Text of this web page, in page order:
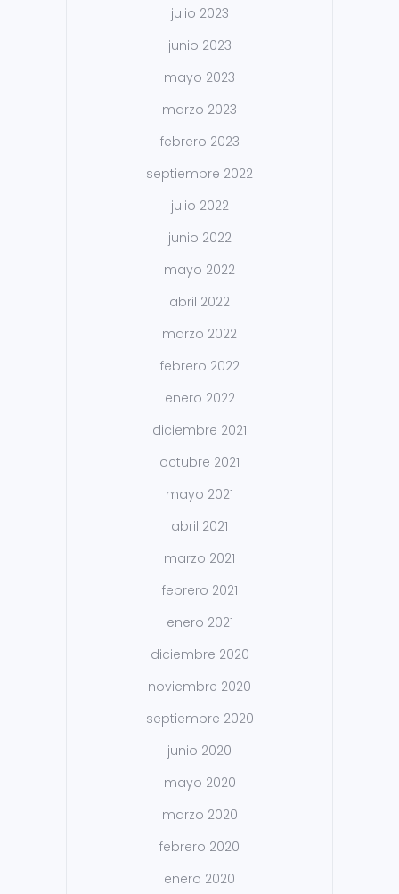
julio 2023
junio 2023
mayo 2023
marzo 2023
febrero 2023
septiembre 2022
julio 2022
junio 2022
mayo 2022
abril 2022
marzo 2022
febrero 2022
enero 2022
diciembre 2021
octubre 2021
mayo 2021
abril 2021
marzo 2021
febrero 2021
enero 2021
diciembre 2020
noviembre 2020
septiembre 2020
junio 2020
mayo 2020
marzo 2020
febrero 2020
enero 2020